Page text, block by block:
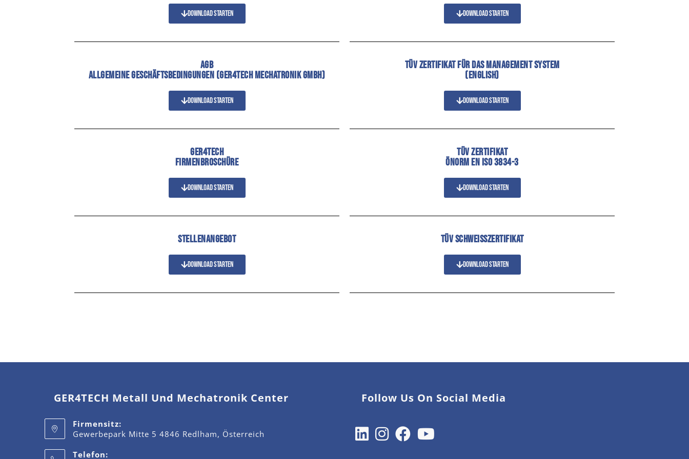
Download starten Download starten
AGB
ALLGEMEINE GESCHÄFTSBEDINGUNGEN (GER4TECH MECHATRONIK GMBH)
Download starten
TÜV ZERTIFIKAT FÜR DAS MANAGEMENT SYSTEM
(ENGLISH)
Download starten
GER4TECH
FIRMENBROSCHÜRE
Download starten
TÜV ZERTIFIKAT
ÖNORM EN ISO 3834-3
Download starten
STELLENANGEBOT
Download starten
TÜV SCHWEISSZERTIFIKAT
Download starten
GER4TECH Metall Und Mechatronik Center
Firmensitz:
Gewerbepark Mitte 5 4846 Redlham, Österreich
Telefon:
Follow Us On Social Media